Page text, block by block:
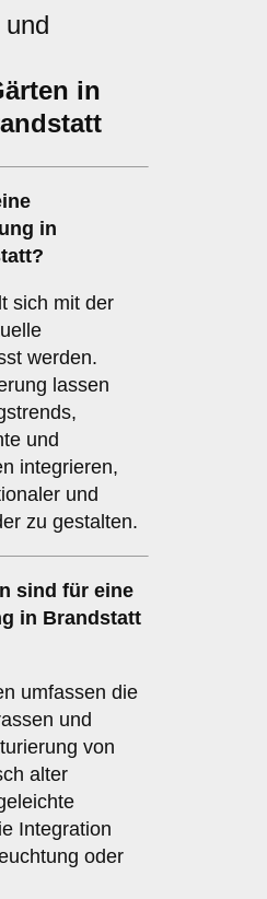
in
in
sich mit der
werden.
lassen
und
integrieren,
und
zu gestalten.
sind für eine
in Brandstatt
umfassen die
und
von
alter
Integration
oder